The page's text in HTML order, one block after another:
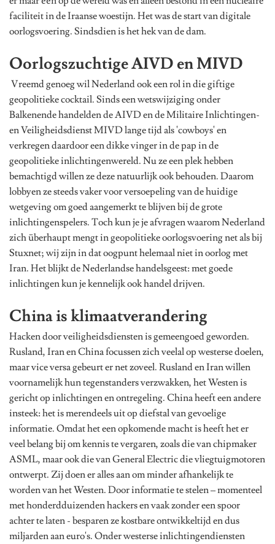
faciliteit in de Iraanse woestijn. Het was de start van digitale
oorlogsvoering. Sindsdien is het hek van de dam.
Oorlogszuchtige AIVD en MIVD
Vreemd genoeg wil Nederland ook een rol in die giftige
geopolitieke cocktail. Sinds een wetswijziging onder
Balkenende handelden de AIVD en de Militaire Inlichtingen-
en Veiligheidsdienst MIVD lange tijd als 'cowboys' en
verkregen daardoor een dikke vinger in de pap in de
geopolitieke inlichtingenwereld. Nu ze een plek hebben
bemachtigd willen ze deze natuurlijk ook behouden. Daarom
lobbyen ze steeds vaker voor versoepeling van de huidige
wetgeving om goed aangemerkt te blijven bij de grote
inlichtingenspelers. Toch kun je je afvragen waarom Nederland
zich überhaupt mengt in geopolitieke oorlogsvoering net als bij
Stuxnet; wij zijn in dat oogpunt helemaal niet in oorlog met
Iran. Het blijkt de Nederlandse handelsgeest: met goede
inlichtingen kun je kennelijk ook handel drijven.
China is klimaatverandering
Hacken door veiligheidsdiensten is gemeengoed geworden.
Rusland, Iran en China focussen zich veelal op westerse doelen,
maar vice versa gebeurt er net zoveel. Rusland en Iran willen
voornamelijk hun tegenstanders verzwakken, het Westen is
gericht op inlichtingen en ontregeling. China heeft een andere
insteek: het is merendeels uit op diefstal van gevoelige
informatie. Omdat het een opkomende macht is heeft het er
veel belang bij om kennis te vergaren, zoals die van chipmaker
ASML, maar ook die van General Electric die vliegtuigmotoren
ontwerpt. Zij doen er alles aan om minder afhankelijk te
worden van het Westen. Door informatie te stelen – momenteel
met honderdduizenden hackers en vaak zonder een spoor
achter te laten - besparen ze kostbare ontwikkeltijd en dus
miljarden aan euro's. Onder westerse inlichtingendiensten